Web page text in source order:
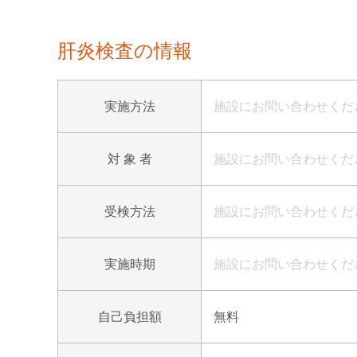
肝炎検査の情報
実施方法 施設にお問い合わせくだ
対 象 者 施設にお問い合わせくだ
受検方法 施設にお問い合わせくだ
実施時期 施設にお問い合わせくだ
自己負担額 無料